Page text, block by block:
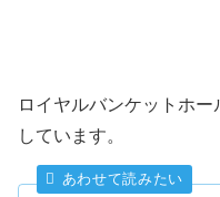
ロイヤルバンケットホ
しています。